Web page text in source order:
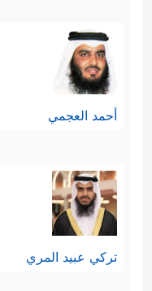
أحمد العجمي
تركي عبيد المري